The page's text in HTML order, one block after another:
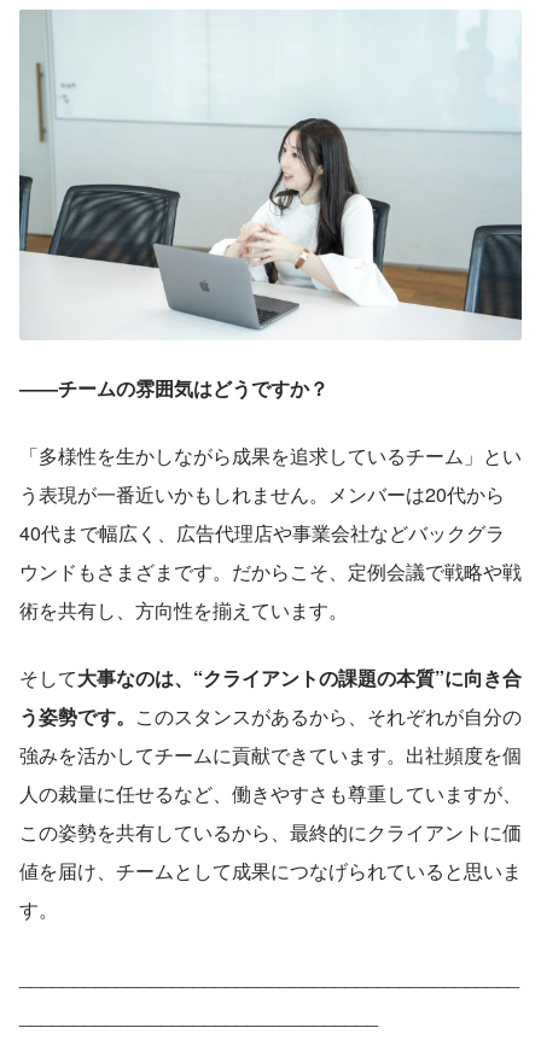
――チームの雰囲気はどうですか？
「多様性を生かしながら成果を追求しているチーム」とい
う表現が一番近いかもしれません。メンバーは20代から
40代まで幅広く、広告代理店や事業会社などバックグラ
ウンドもさまざまです。だからこそ、定例会議で戦略や戦
術を共有し、方向性を揃えています。
そして大事なのは、“クライアントの課題の本質”に向き合
う姿勢です。 このスタンスがあるから、それぞれが自分の
強みを活かしてチームに貢献できています。出社頻度を個
人の裁量に任せるなど、働きやすさも尊重していますが、
この姿勢を共有しているから、最終的にクライアントに価
値を届け、チームとして成果につなげられていると思いま
す。